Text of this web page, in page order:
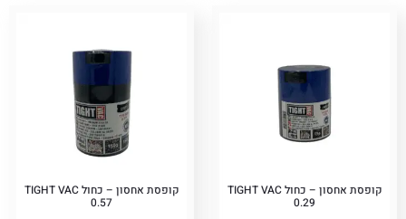
קופסת אחסון – כחול TIGHT VAC
0.29
קופסת אחסון – כחול TIGHT VAC
0.57